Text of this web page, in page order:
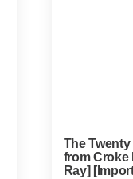
The
from Croke
Ray]